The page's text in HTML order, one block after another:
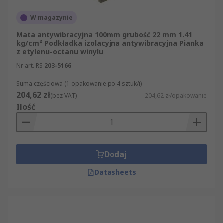
Dobór podkładki powinien uwzględniać
rzeczywiste obciążenie przypadające na każdy
punkt podparcia maszyny, ponieważ
przekroczenie deklarowanej klasy obciążalności
ogranicza skuteczność tłumienia drgań i
przyspiesza degradację materiału. Montaż należy
wykonać zgodnie z dokumentacją producenta
maszyny, zwracając uwagę na równomierne
rozłożenie podkładek oraz okresową kontrolę ich
stanu, szczególnie w środowiskach o dużych
substancjami chemicznymi.
Podkładki antywibracyjne w ofercie RS
W magazynie
Mata antywibracyjna 100mm grubość 22 mm 1.41
kg/cm² Podkładka izolacyjna antywibracyjna Pianka
z etylenu-octanu winylu
Nr art. RS 203-5166
Suma częściowa (1 opakowanie po 4 sztuk/i)
204,62 zł(bez VAT) 204,62 zł/opakowanie
Ilość
Dodaj
Datasheets